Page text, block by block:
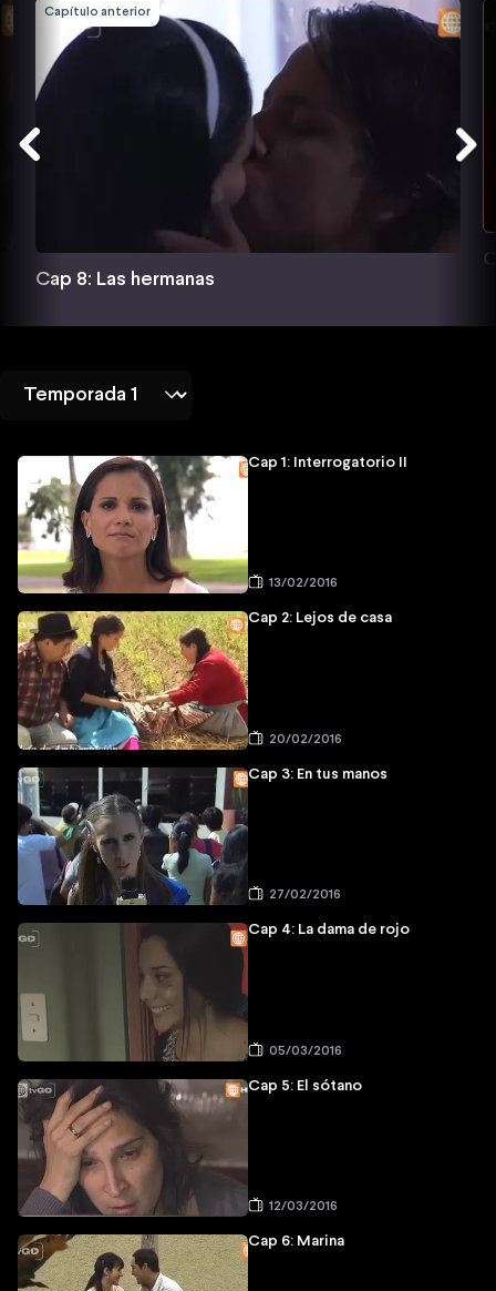
Capítulo anterior
Cap 8: Las hermanas
Cap 1: Interrogatorio II
13/02/2016
Cap 2: Lejos de casa
20/02/2016
Cap 3: En tus manos
27/02/2016
Cap 4: La dama de rojo
05/03/2016
Cap 5: El sótano
12/03/2016
Cap 6: Marina